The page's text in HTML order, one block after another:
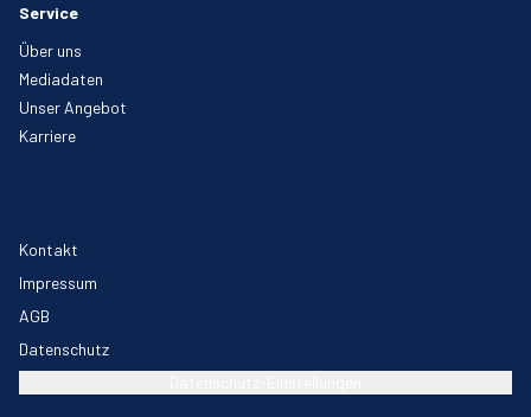
Service
Über uns
Mediadaten
Unser Angebot
Karriere
Kontakt
Impressum
AGB
Datenschutz